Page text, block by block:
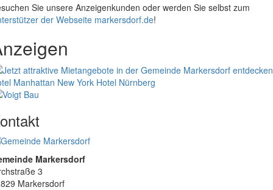
Sie unsere Anzeigenkunden oder werden Sie selbst zum
der Webseite markersdorf.de!
Manhattan New York Hotel Nürnberg
Markersdorf
3
Markersdorf